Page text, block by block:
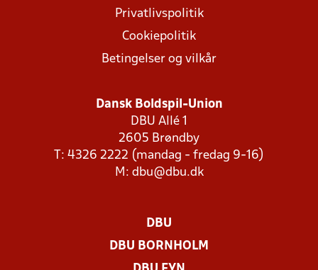
Privatlivspolitik
Cookiepolitik
Betingelser og vilkår
Dansk Boldspil-Union
DBU Allé 1
2605 Brøndby
T: 4326 2222 (mandag - fredag 9-16)
M: dbu@dbu.dk
DBU
DBU BORNHOLM